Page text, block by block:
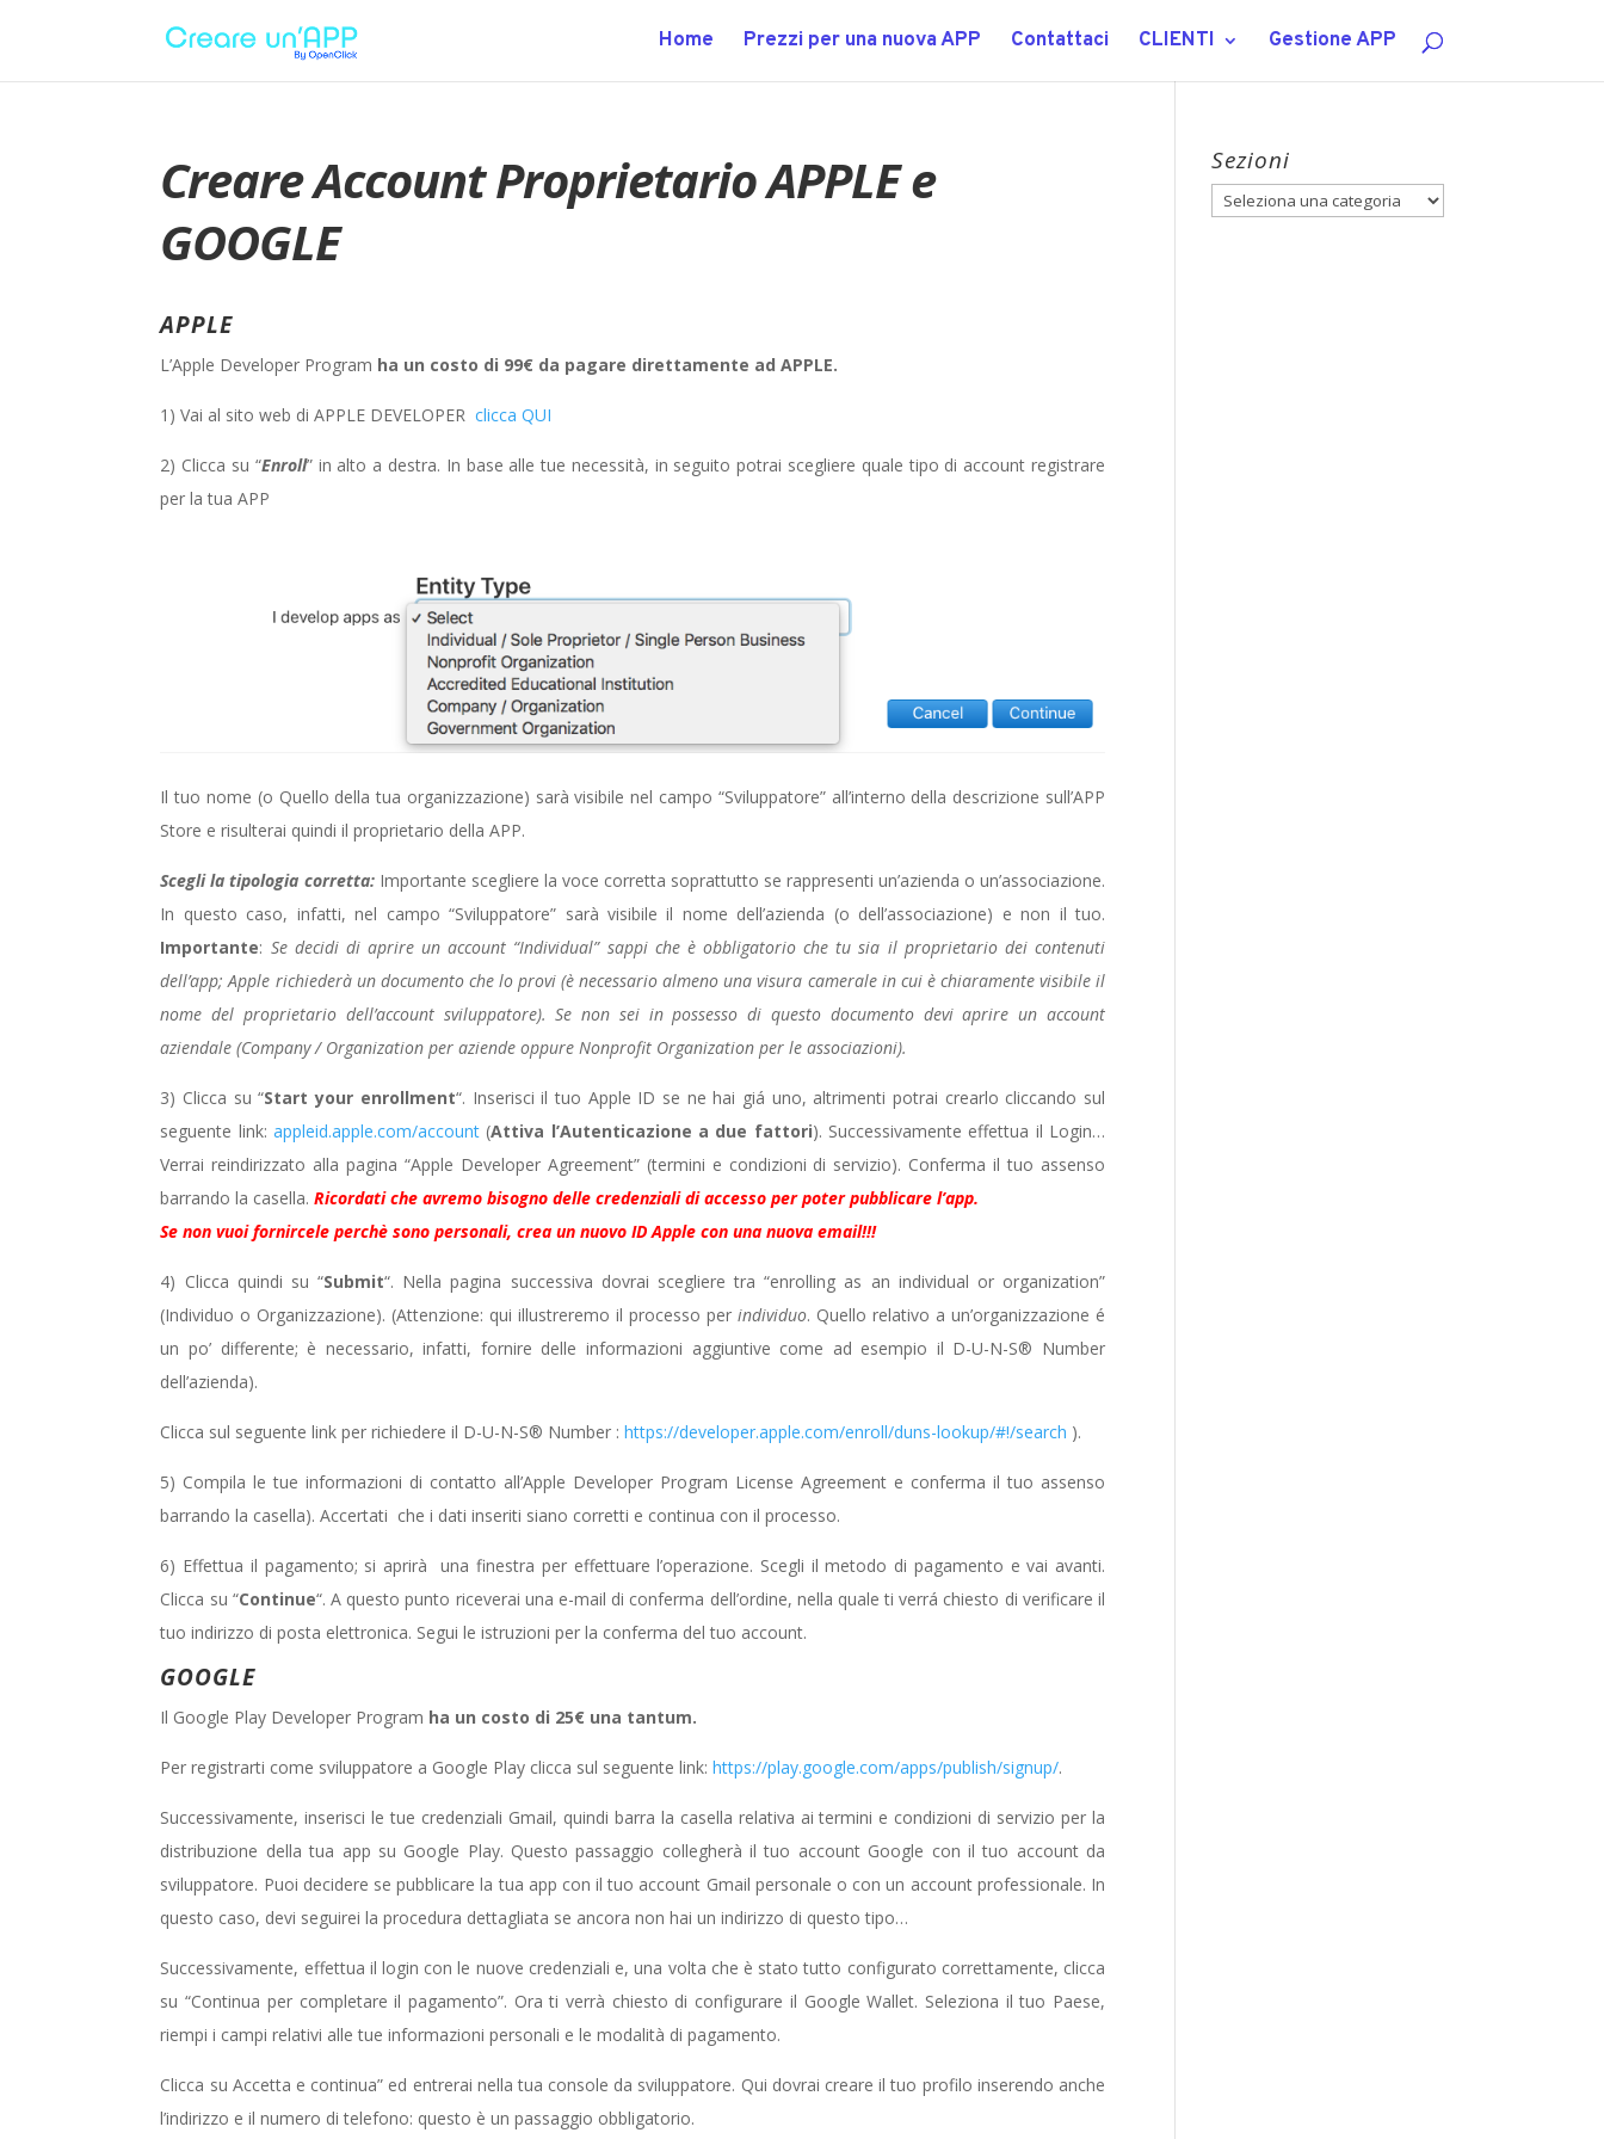
Home Prezzi per una nuova APP Contattaci CLIENTI Gestione APP
Creare Account Proprietario APPLE e
GOOGLE
APPLE
L’Apple Developer Program ha un costo di 99€ da pagare direttamente ad APPLE.
1) Vai al sito web di APPLE DEVELOPERclicca QUI
2) Clicca su “Enroll” in alto a destra. In base alle tue necessità, in seguito potrai scegliere quale tipo di account registrare
per la tua APP
Il tuo nome (o Quello della tua organizzazione) sarà visibile nel campo “Sviluppatore” all’interno della descrizione sull’APP
Store e risulterai quindi il proprietario della APP.
Scegli la tipologia corretta:Importante scegliere la voce corretta soprattutto se rappresenti un’azienda o un’associazione.
In questo caso, infatti, nel campo “Sviluppatore” sarà visibile il nome dell’azienda (o dell’associazione) e non il tuo.
Importante: Se decidi di aprire un account “Individual” sappi che è obbligatorio che tu sia il proprietario dei contenuti
dell’app; Apple richiederà un documento che lo provi (è necessario almeno una visura camerale in cui è chiaramente visibile il
nome del proprietario dell’account sviluppatore). Se non sei in possesso di questo documento devi aprire un account
aziendale (Company / Organization per aziende oppure Nonprofit Organization per le associazioni).
3) Clicca su “Start your enrollment“. Inserisci il tuo Apple ID se ne hai giá uno, altrimenti potrai crearlo cliccando sul
seguente link:appleid.apple.com/account (Attiva l’Autenticazione a due fattori). Successivamente effettua il Login…
Verrai reindirizzato alla pagina “Apple Developer Agreement” (termini e condizioni di servizio). Conferma il tuo assenso
barrando la casella.Ricordati che avremo bisogno delle credenziali di accesso per poter pubblicare l’app.
Se non vuoi fornircele perchè sono personali, crea un nuovo ID Apple con una nuova email!!!
4) Clicca quindi su “Submit“. Nella pagina successiva dovrai scegliere tra “enrolling as an individual or organization”
(Individuo o Organizzazione). (Attenzione: qui illustreremo il processo perindividuo. Quello relativo a un’organizzazione é
un po’ differente; è necessario, infatti, fornire delle informazioni aggiuntive come ad esempio il D-U-N-S® Number
dell’azienda).
Clicca sul seguente link per richiedere il D-U-N-S® Number :https://developer.apple.com/enroll/duns-lookup/#!/search ).
5) Compila le tue informazioni di contatto all’Apple Developer Program License Agreement e conferma il tuo assenso
barrando la casella). Accertati che i dati inseriti siano corretti e continua con il processo.
6) Effettua il pagamento; si aprirà una finestra per effettuare l’operazione. Scegli il metodo di pagamento e vai avanti.
Clicca su “Continue“. A questo punto riceverai una e-mail di conferma dell’ordine, nella quale ti verrá chiesto di verificare il
tuo indirizzo di posta elettronica. Segui le istruzioni per la conferma del tuo account.
GOOGLE
Il Google Play Developer Program ha un costo di 25€ una tantum.
Per registrarti come sviluppatore a Google Play clicca sul seguente link:https://play.google.com/apps/publish/signup/.
Successivamente, inserisci le tue credenziali Gmail, quindi barra la casella relativa ai termini e condizioni di servizio per la
distribuzione della tua app su Google Play. Questo passaggio collegherà il tuo account Google con il tuo account da
sviluppatore. Puoi decidere se pubblicare la tua app con il tuo account Gmail personale o con un account professionale. In
questo caso, devi seguirei la procedura dettagliata se ancora non hai un indirizzo di questo tipo…
Successivamente, effettua il login con le nuove credenziali e, una volta che è stato tutto configurato correttamente, clicca
su “Continua per completare il pagamento”. Ora ti verrà chiesto di configurare il Google Wallet. Seleziona il tuo Paese,
riempi i campi relativi alle tue informazioni personali e le modalità di pagamento.
Clicca su Accetta e continua” ed entrerai nella tua console da sviluppatore. Qui dovrai creare il tuo profilo inserendo anche
l’indirizzo e il numero di telefono: questo è un passaggio obbligatorio.
Sezioni
Sezioni